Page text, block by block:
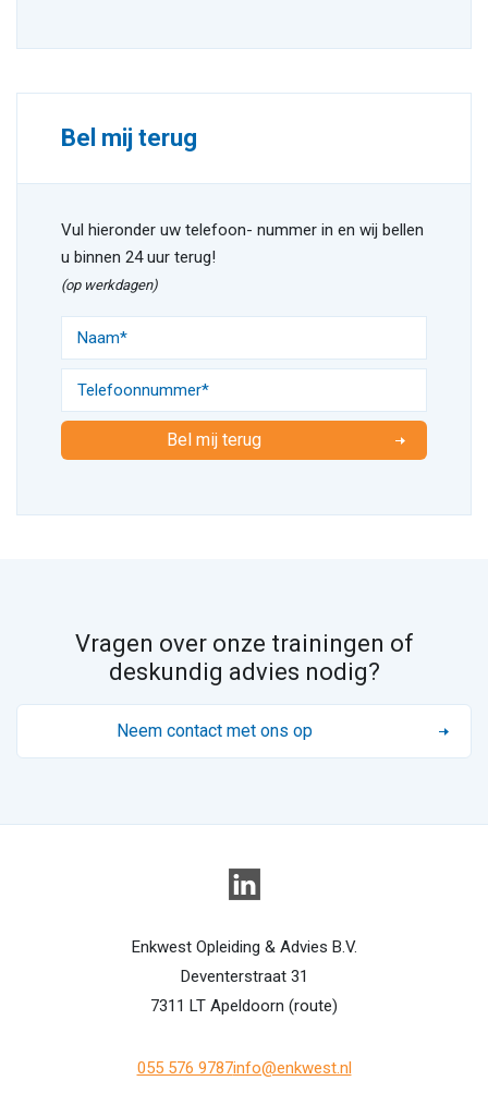
Bel mij terug
Vul hieronder uw telefoon- nummer in en wij bellen
u binnen 24 uur terug!
(op werkdagen)
Bel mij terug
Vragen over onze trainingen of
deskundig advies nodig?
Neem contact met ons op
Enkwest Opleiding & Advies B.V.
Deventerstraat 31
7311 LT Apeldoorn (route)
055 576 9787info@enkwest.nl